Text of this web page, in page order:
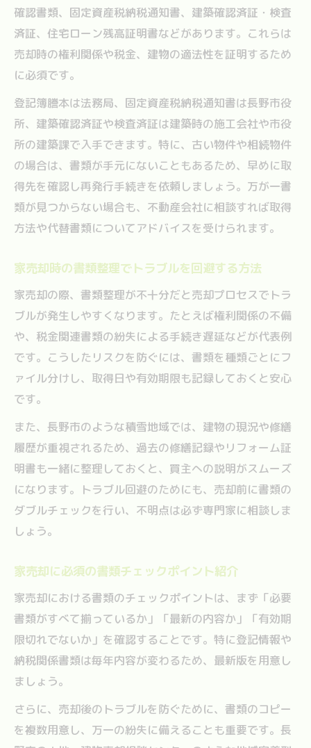
確認書類、固定資産税納税通知書、建築確認済証・検査
済証、住宅ローン残高証明書などがあります。これらは
売却時の権利関係や税金、建物の適法性を証明するため
に必須です。
登記簿謄本は法務局、固定資産税納税通知書は長野市役
所、建築確認済証や検査済証は建築時の施工会社や市役
所の建築課で入手できます。特に、古い物件や相続物件
の場合は、書類が手元にないこともあるため、早めに取
得先を確認し再発行手続きを依頼しましょう。万が一書
類が見つからない場合も、不動産会社に相談すれば取得
方法や代替書類についてアドバイスを受けられます。
家売却時の書類整理でトラブルを回避する方法
家売却の際、書類整理が不十分だと売却プロセスでトラ
ブルが発生しやすくなります。たとえば権利関係の不備
や、税金関連書類の紛失による手続き遅延などが代表例
です。こうしたリスクを防ぐには、書類を種類ごとにフ
ァイル分けし、取得日や有効期限も記録しておくと安心
です。
また、長野市のような積雪地域では、建物の現況や修繕
履歴が重視されるため、過去の修繕記録やリフォーム証
明書も一緒に整理しておくと、買主への説明がスムーズ
になります。トラブル回避のためにも、売却前に書類の
ダブルチェックを行い、不明点は必ず専門家に相談しま
しょう。
家売却に必須の書類チェックポイント紹介
家売却における書類のチェックポイントは、まず「必要
書類がすべて揃っているか」「最新の内容か」「有効期
限切れでないか」を確認することです。特に登記情報や
納税関係書類は毎年内容が変わるため、最新版を用意し
ましょう。
さらに、売却後のトラブルを防ぐために、書類のコピー
を複数用意し、万一の紛失に備えることも重要です。長